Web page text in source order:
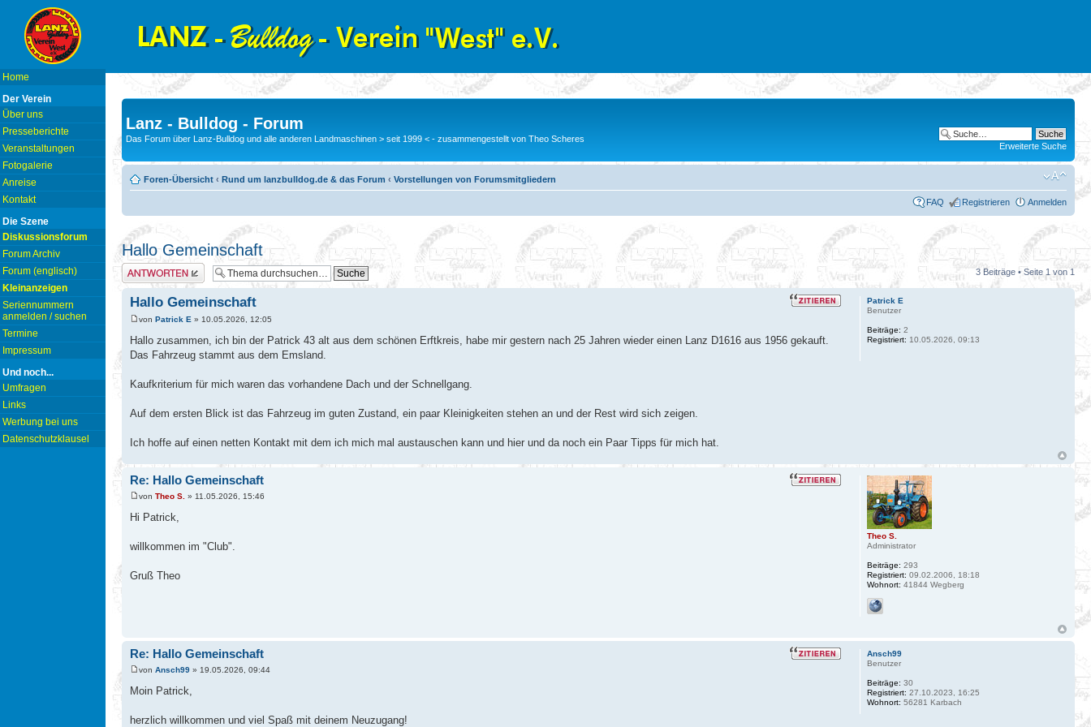
Home
Der Verein
Über uns
Presseberichte
Veranstaltungen
Fotogalerie
Anreise
Kontakt
Die Szene
Diskussionsforum
Forum Archiv
Forum (englisch)
Kleinanzeigen
Seriennummern
anmelden / suchen
Termine
Impressum
Und noch...
Umfragen
Links
Werbung bei uns
Datenschutzklausel
Lanz - Bulldog - Forum
Das Forum über Lanz-Bulldog und alle anderen Landmaschinen > seit 1999 < - zusammengestellt von Theo Scheres
Erweiterte Suche
Foren-Übersicht ‹ Rund um lanzbulldog.de & das Forum ‹ Vorstellungen von Forumsmitgliedern
FAQ Registrieren Anmelden
Hallo Gemeinschaft
Antwort erstellen 3 Beiträge • Seite 1 von 1
Hallo Gemeinschaft
von Patrick E » 10.05.2026, 12:05
Hallo zusammen, ich bin der Patrick 43 alt aus dem schönen Erftkreis, habe mir gestern nach 25 Jahren wieder einen Lanz D1616 aus 1956 gekauft.
Das Fahrzeug stammt aus dem Emsland.
Kaufkriterium für mich waren das vorhandene Dach und der Schnellgang.
Auf dem ersten Blick ist das Fahrzeug im guten Zustand, ein paar Kleinigkeiten stehen an und der Rest wird sich zeigen.
Ich hoffe auf einen netten Kontakt mit dem ich mich mal austauschen kann und hier und da noch ein Paar Tipps für mich hat.
Patrick E
Benutzer
Beiträge: 2
Registriert: 10.05.2026, 09:13
Re: Hallo Gemeinschaft
von Theo S. » 11.05.2026, 15:46
Hi Patrick,
willkommen im "Club".
Gruß Theo
Theo S.
Administrator
Beiträge: 293
Registriert: 09.02.2006, 18:18
Wohnort: 41844 Wegberg
Re: Hallo Gemeinschaft
von Ansch99 » 19.05.2026, 09:44
Moin Patrick,
herzlich willkommen und viel Spaß mit deinem Neuzugang!
Ansch99
Benutzer
Beiträge: 30
Registriert: 27.10.2023, 16:25
Wohnort: 56281 Karbach